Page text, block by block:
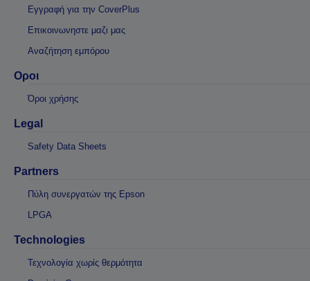
Εγγραφή για την CoverPlus
Επικοινωνηστε μαζι μας
Αναζήτηση εμπόρου
Οροι
Όροι χρήσης
Legal
Safety Data Sheets
Partners
Πύλη συνεργατών της Epson
LPGA
Technologies
Τεχνολογία χωρίς θερμότητα